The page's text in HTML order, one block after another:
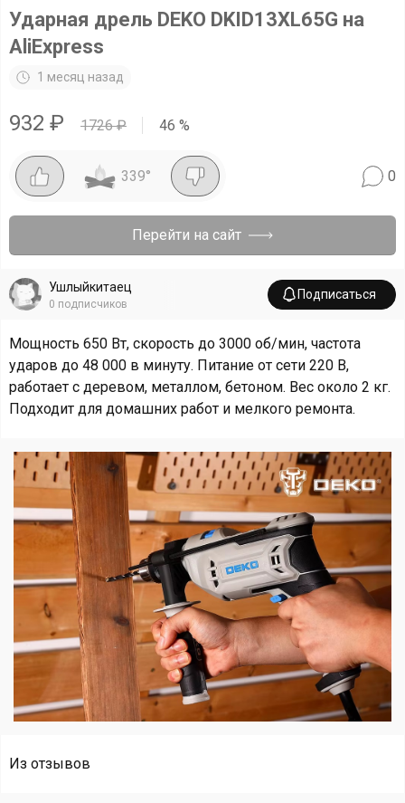
Ударная дрель DEKO DKID13XL65G на
AliExpress
1 месяц назад
932 ₽ 1726₽ 46 %
339° 0
Перейти на сайт
Ушлыйкитаец
0 подписчиков
Подписаться
Мощность 650 Вт, скорость до 3000 об/мин, частота
ударов до 48 000 в минуту. Питание от сети 220 В,
работает с деревом, металлом, бетоном. Вес около 2 кг.
Подходит для домашних работ и мелкого ремонта.
Из отзывов